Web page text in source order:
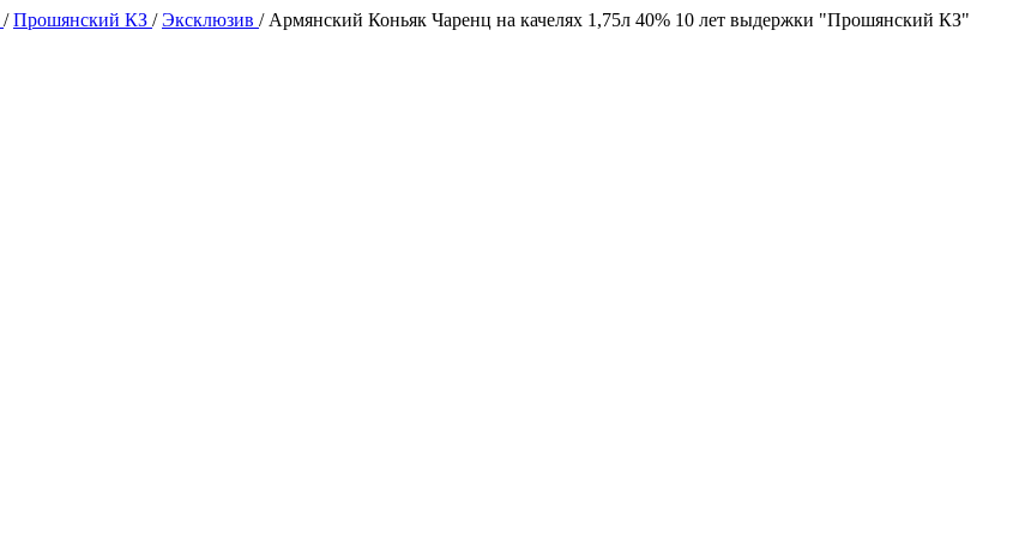
/Прошянский КЗ /Эксклюзив / Армянский Коньяк Чаренц на качелях 1,75л 40% 10 лет выдержки "Прошянский КЗ"